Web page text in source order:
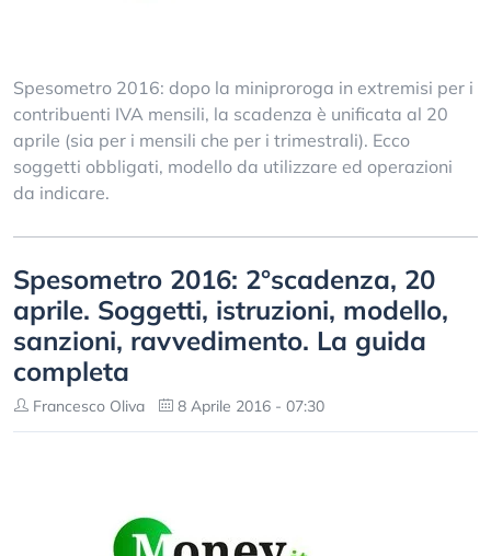
Spesometro 2016: dopo la miniproroga in extremisi per i
contribuenti IVA mensili, la scadenza è unificata al 20
aprile (sia per i mensili che per i trimestrali). Ecco
soggetti obbligati, modello da utilizzare ed operazioni
da indicare.
Spesometro 2016: 2°scadenza, 20
aprile. Soggetti, istruzioni, modello,
sanzioni, ravvedimento. La guida
completa
Francesco Oliva 8 Aprile 2016 - 07:30